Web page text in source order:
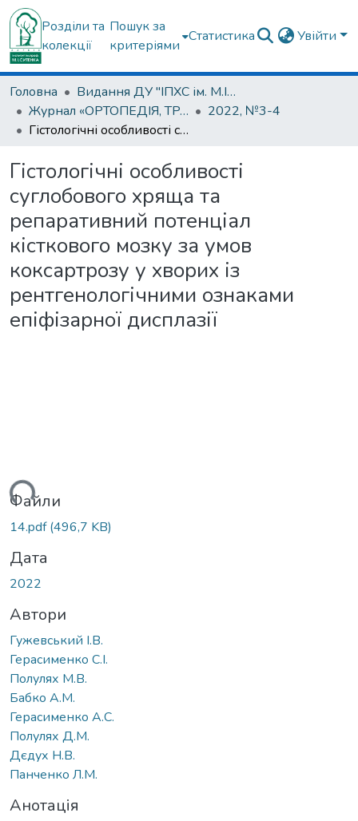
Розділи та
колекції
Пошук за
критеріями
Статистика Увійти
Головна
Видання ДУ "ІПХС ім. М.І.Ситенка"
Журнал «ОРТОПЕДІЯ, ТРАВМАТОЛОГІЯ та ПРОТЕЗУВАННЯ»
2022, №3-4
Гістологічні особливості суглобового хряща та репаративний потенціал кісткового мозку за умов коксартрозу у хворих із рентгенологічними ознаками епіфізарної дисплазії
Гістологічні особливості
суглобового хряща та
репаративний потенціал
кісткового мозку за умов
коксартрозу у хворих із
рентгенологічними ознаками
епіфізарної дисплазії
Файли
14.pdf(496,7 KB)
Дата
2022
Автори
Гужевський І.В.
Герасименко С.І.
Полулях М.В.
Бабко А.М.
Герасименко А.С.
Полулях Д.М.
Дєдух Н.В.
Панченко Л.М.
Анотація